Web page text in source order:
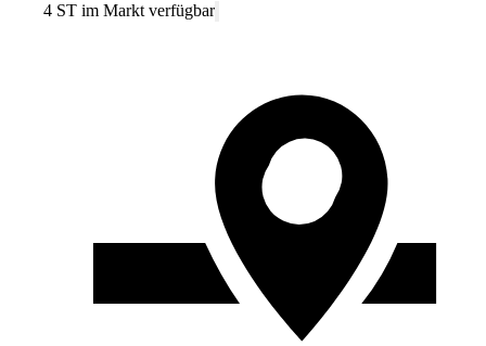
4 ST im Markt verfügbar